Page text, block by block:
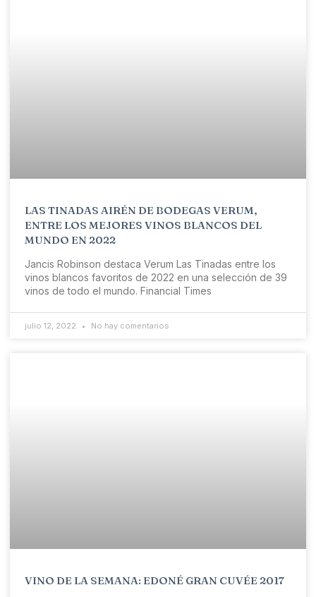
LAS TINADAS AIRÉN DE BODEGAS VERUM,
ENTRE LOS MEJORES VINOS BLANCOS DEL
MUNDO EN 2022
Jancis Robinson destaca Verum Las Tinadas entre los
vinos blancos favoritos de 2022 en una selección de 39
vinos de todo el mundo. Financial Times
julio 12, 2022 No hay comentarios
VINO DE LA SEMANA: EDONÉ GRAN CUVÉE 2017